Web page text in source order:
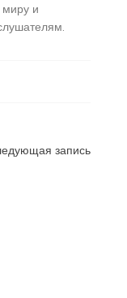
миру и
запись